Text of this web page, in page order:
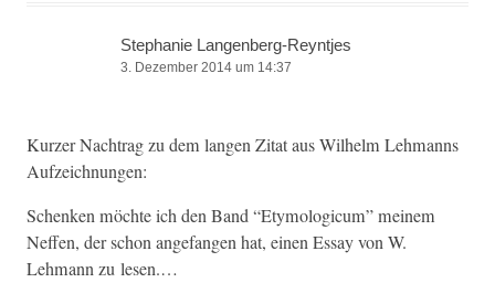
Stephanie Langenberg-Reyntjes
3. Dezember 2014 um 14:37
Kurz­er Nach­trag zu dem lan­gen Zitat aus Wil­helm Lehmanns
Aufzeichnungen:
Schenken möchte ich den Band “Ety­mo­log­icum” meinem
Nef­fen, der schon ange­fan­gen hat, einen Essay von W.
Lehmann zu lesen.…